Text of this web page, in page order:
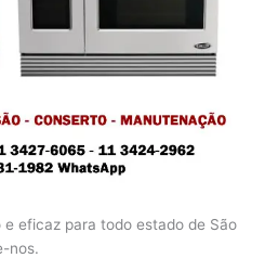
eficaz para todo estado de São
nos.